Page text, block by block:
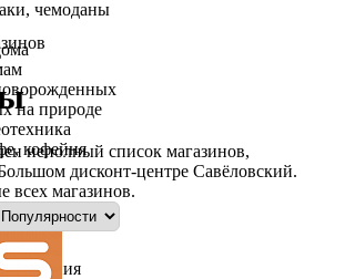
чемоданы
на природе
кофейня
кожа
неполный список магазинов,
дисконт-центре Савёловский.
всех магазинов.